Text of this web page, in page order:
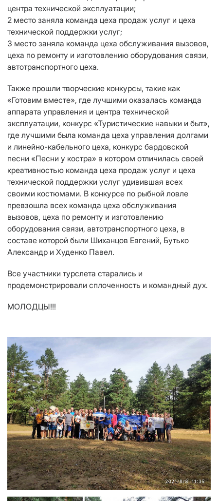
центра технической эксплуатации;
2 место заняла команда цеха продаж услуг и цеха
технической поддержки услуг;
3 место заняла команда цеха обслуживания вызовов,
цеха по ремонту и изготовлению оборудования связи,
автотранспортного цеха.
Также прошли творческие конкурсы, такие как
«Готовим вместе», где лучшими оказалась команда
аппарата управления и центра технической
эксплуатации, конкурс «Туристические навыки и быт»,
где лучшими была команда цеха управления долгами
и линейно-кабельного цеха, конкурс бардовской
песни «Песни у костра» в котором отличилась своей
креативностью команда цеха продаж услуг и цеха
технической поддержки услуг удивившая всех
своими костюмами. В конкурсе по рыбной ловле
превзошла всех команда цеха обслуживания
вызовов, цеха по ремонту и изготовлению
оборудования связи, автотранспортного цеха, в
составе которой были Шиханцов Евгений, Бутько
Александр и Худенко Павел.
Все участники турслета старались и
продемонстрировали сплоченность и командный дух.
МОЛОДЦЫ!!!